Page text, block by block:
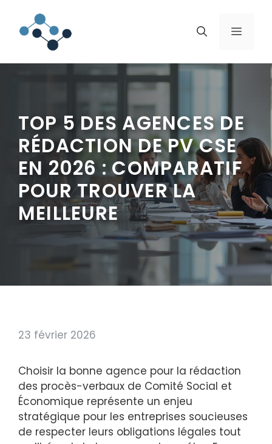
contenu
MENU
TOP 5 DES AGENCES DE
RÉDACTION DE PV CSE
EN 2026 : COMPARATIF
POUR TROUVER LA
MEILLEURE
23 février 2026
Choisir la bonne agence pour la rédaction
des procès-verbaux de Comité Social et
Économique représente un enjeu
stratégique pour les entreprises soucieuses
de respecter leurs obligations légales tout